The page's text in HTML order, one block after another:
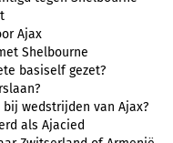
Ajax
Shelbourne
basiself gezet?
wedstrijden van Ajax?
als Ajacied